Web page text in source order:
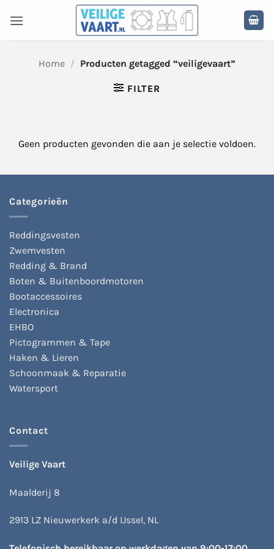
naar
inhoud
Home / Producten getagged “veiligevaart”
FILTER
Geen producten gevonden die aan je selectie voldoen.
Categorieën
Reddingsvesten
Zwemvesten
Redding & Brand
Boten & Buitenboordmotoren
Bootaccessoires
Electronica
EHBO
Pictogrammen & Tape
Haken & Lieren
Schoonmaak & Reparatie
Watersport
Contact
Veilige Vaart
Maalderij 8
2913 LZ Nieuwerkerk a/d IJssel, NL